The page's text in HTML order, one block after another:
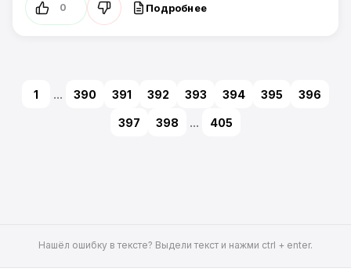
0 Подробнее
1 ... 390 391 392 393 394 395 396
397 398 ... 405
Нашёл ошибку в тексте? Выдели текст и нажми ctrl + enter.